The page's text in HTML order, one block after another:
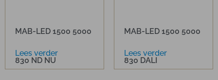
MAB-LED 1500 5000
830 ND NU
Lees verder
MAB-LED 1500 5000
830 DALI
Lees verder